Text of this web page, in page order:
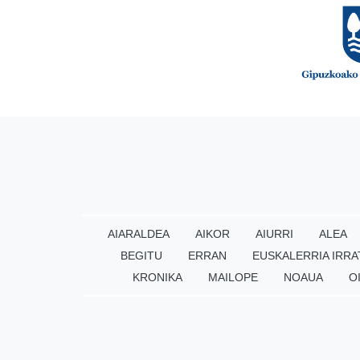
AIARALDEA AIKOR AIURRI ALEA
BEGITU
ERRAN EUSKALERRIA
KRONIKA
MAILOPE NOAUA